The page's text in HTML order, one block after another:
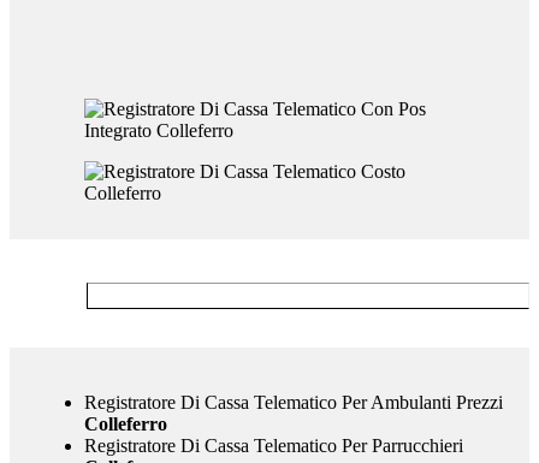
Registratore Di Cassa Telematico Per Ambulanti Prezzi
Colleferro
Registratore Di Cassa Telematico Per Parrucchieri